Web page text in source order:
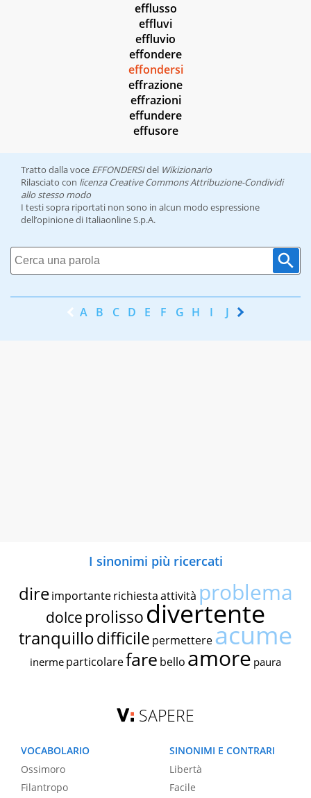
efflusso
effluvi
effluvio
effondere
effondersi
effrazione
effrazioni
effundere
effusore
Tratto dalla voce EFFONDERSIdel Wikizionario
Rilasciato con licenza Creative Commons Attribuzione-Condividi
allo stesso modo
I testi sopra riportati non sono in alcun modo espressione
dell’opinione di Italiaonline S.p.A.
A B C D E F G H I J K
I sinonimi più ricercati
dire importante richiestaattività problema
dolce prolissodivertente
tranquillodifficile permettereacume
inerme particolarefare bello amore paura
SAPERE
VOCABOLARIO
Ossimoro
Filantropo
SINONIMI E CONTRARI
Libertà
Facile